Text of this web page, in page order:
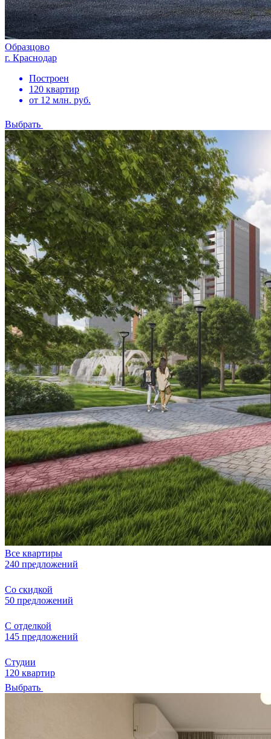
Образцово
г. Краснодар
Построен
120 квартир
от 12 млн. руб.
Выбрать
Все квартиры
240 предложений
Со скидкой
50 предложений
С отделкой
145 предложений
Студии
120 квартир
Выбрать